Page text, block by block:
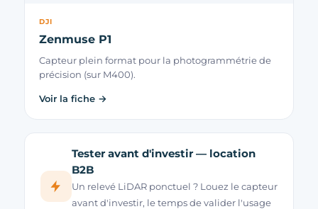
DJI
Zenmuse P1
Capteur plein format pour la photogrammétrie de
précision (sur M400).
Voir la fiche →
Tester avant d'investir — location
B2B
Un relevé LiDAR ponctuel ? Louez le capteur
avant d'investir, le temps de valider l'usage